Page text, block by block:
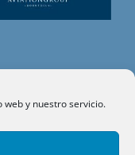
y nuestro servicio.
cookies